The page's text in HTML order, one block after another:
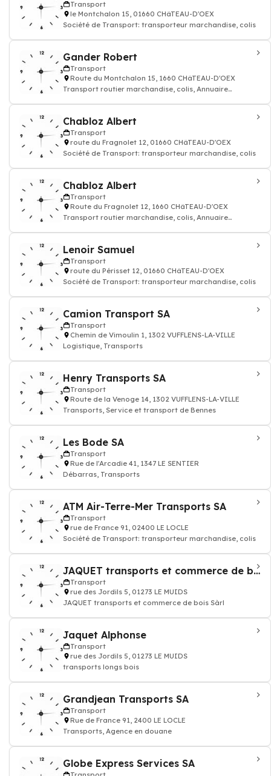
Transport
le Montchalon 15, 01660 CHâTEAU-D'OEX
Société de Transport: transporteur marchandise, colis
Gander Robert
Transport
Route du Montchalon 15, 1660 CHâTEAU-D'OEX
Transport routier marchandise, colis, Annuaire
Chabloz Albert
Transport
route du Fragnolet 12, 01660 CHâTEAU-D'OEX
Société de Transport: transporteur marchandise, colis
Chabloz Albert
Transport
Route du Fragnolet 12, 1660 CHâTEAU-D'OEX
Transport routier marchandise, colis, Annuaire
Lenoir Samuel
Transport
route du Périsset 12, 01660 CHâTEAU-D'OEX
Société de Transport: transporteur marchandise, colis
Camion Transport SA
Transport
Chemin de Vimoulin 1, 1302 VUFFLENS-LA-VILLE
Logistique, Transports
Henry Transports SA
Transport
Route de la Venoge 14, 1302 VUFFLENS-LA-VILLE
Transports, Service et transport de Bennes
Les Bode SA
Transport
Rue de l'Arcadie 41, 1347 LE SENTIER
Débarras, Transports
ATM Air-Terre-Mer Transports SA
Transport
rue de France 91, 02400 LE LOCLE
Société de Transport: transporteur marchandise, colis
JAQUET transports et commerce de bois Sàrl
Transport
rue des Jordils 5, 01273 LE MUIDS
JAQUET transports et commerce de bois Sàrl
Jaquet Alphonse
Transport
rue des Jordils 5, 01273 LE MUIDS
transports longs bois
Grandjean Transports SA
Transport
Rue de France 91, 2400 LE LOCLE
Transports, Agence en douane
Globe Express Services SA